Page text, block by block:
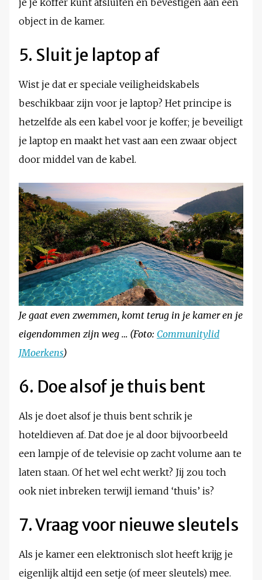
je je koffer kunt afsluiten en bevestigen aan een
object in de kamer.
5. Sluit je laptop af
Wist je dat er speciale veiligheidskabels
beschikbaar zijn voor je laptop? Het principe is
hetzelfde als een kabel voor je koffer; je beveiligt
je laptop en maakt het vast aan een zwaar object
door middel van de kabel.
Je gaat even zwemmen, komt terug in je kamer en je
eigendommen zijn weg … (Foto: Communitylid
JMoerkens)
6. Doe alsof je thuis bent
Als je doet alsof je thuis bent schrik je
hoteldieven af. Dat doe je al door bijvoorbeeld
een lampje of de televisie op zacht volume aan te
laten staan. Of het wel echt werkt? Jij zou toch
ook niet inbreken terwijl iemand ‘thuis’ is?
7. Vraag voor nieuwe sleutels
Als je kamer een elektronisch slot heeft krijg je
eigenlijk altijd een setje (of meer sleutels) mee.